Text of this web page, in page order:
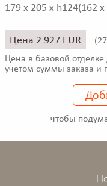
179 x 205 x h124(162 x
Цена 2 927 EUR (
Цена в базовой
учетом суммы заказа и
чтобы